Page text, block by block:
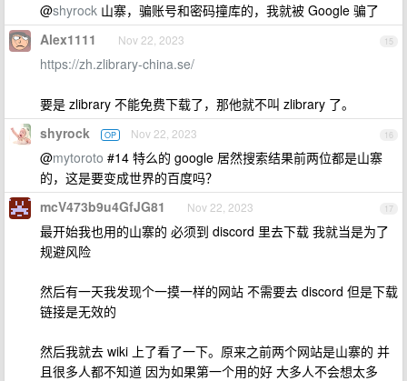
@shyrock 山寨，骗账号和密码撞库的，我就被 Google 骗了
15
Alex1111 Nov 22, 2023
https://zh.zlibrary-china.se/
要是 zlibrary 不能免费下载了，那他就不叫 zlibrary 了。
16
shyrock OP Nov 22, 2023
@mytoroto #14 特么的 google 居然搜索结果前两位都是山寨
的，这是要变成世界的百度吗？
17
mcV473b9u4GfJG81 Nov 22, 2023
最开始我也用的山寨的 必须到 discord 里去下载 我就当是为了
规避风险
然后有一天我发现个一摸一样的网站 不需要去 discord 但是下载
链接是无效的
然后我就去 wiki 上了看了一下。原来之前两个网站是山寨的 并
且很多人都不知道 因为如果第一个用的好 大多人不会想太多